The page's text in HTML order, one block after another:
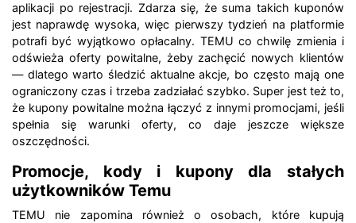
aplikacji po rejestracji. Zdarza się, że suma takich kuponów
jest naprawdę wysoka, więc pierwszy tydzień na platformie
potrafi być wyjątkowo opłacalny. TEMU co chwilę zmienia i
odświeża oferty powitalne, żeby zachęcić nowych klientów
— dlatego warto śledzić aktualne akcje, bo często mają one
ograniczony czas i trzeba zadziałać szybko. Super jest też to,
że kupony powitalne można łączyć z innymi promocjami, jeśli
spełnia się warunki oferty, co daje jeszcze większe
oszczędności.
Promocje, kody i kupony dla stałych
użytkowników Temu
TEMU nie zapomina również o osobach, które kupują